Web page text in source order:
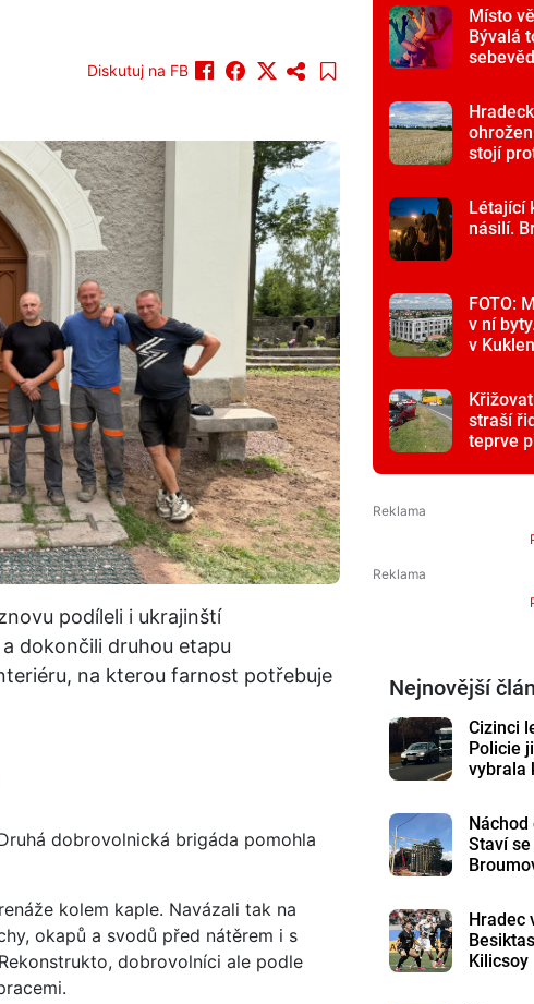
Diskutuj na FB
podíleli i ukrajinští
dokončili druhou etapu
na kterou farnost potřebuje
dobrovolnická brigáda pomohla
kolem kaple. Navázali tak na
okapů a svodů před nátěrem i s
dobrovolníci ale podle
Místo
Bývalá
stojí
Létající
násilí.
FOTO:
v ní
v
straší
teprve
Nejnovější
Cizinci
Policie
vybrala
Staví
Hradec
Kilicsoy